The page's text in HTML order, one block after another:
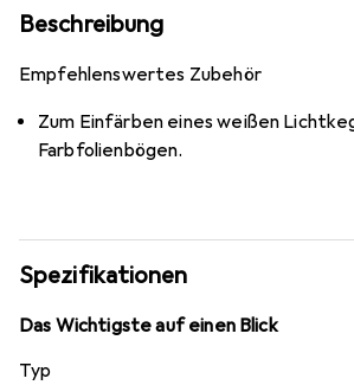
Beschreibung
Empfehlenswertes Zubehör
Zum Einfärben eines weißen
Farbfolienbögen.
Spezifikationen
Das Wichtigste auf einen Blick
Typ